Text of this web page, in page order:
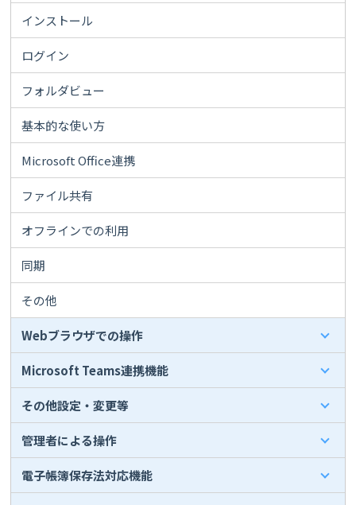
インストール
ログイン
フォルダビュー
基本的な使い方
Microsoft Office連携
ファイル共有
オフラインでの利用
同期
その他
Webブラウザでの操作
Microsoft Teams連携機能
その他設定・変更等
管理者による操作
電子帳簿保存法対応機能